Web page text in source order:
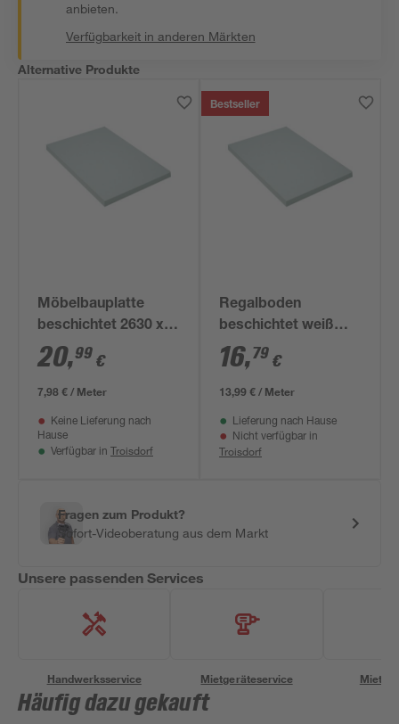
anbieten.
Verfügbarkeit in anderen Märkten
Alternative Produkte
Möbelbauplatte
beschichtet 2630 x
400 x 19 mm
20,99 €
7,98 € / Meter
Keine Lieferung nach
Hause
Verfügbar in Troisdorf
Bestseller
Regalboden
beschichtet weiß
1200 x 600 x 16 mm
16,79 €
13,99 € / Meter
Lieferung nach Hause
Nicht verfügbar in
Troisdorf
Fragen zum Produkt?
Sofort-Videoberatung aus dem Markt
Unsere passenden Services
Handwerksservice Mietgeräteservice
Häufig dazu gekauft